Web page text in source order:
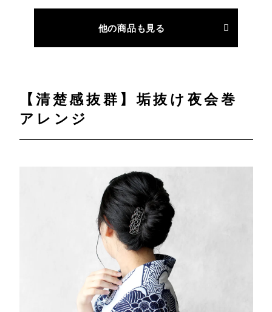
他の商品も見る
【清楚感抜群】垢抜け夜会巻
アレンジ